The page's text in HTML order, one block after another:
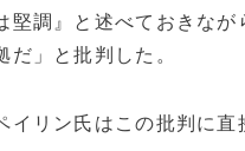
堅調』と述べておきな
だ」と批判した。
リン氏はこの批判に直